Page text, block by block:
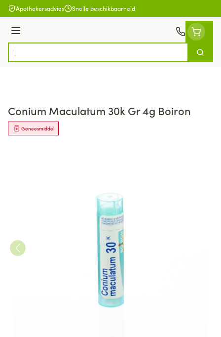
Ga naar de inhoud
Apothekersadvies Snelle beschikbaarheid
Menu
Product, merk, categorie...
Zoek
Conium Maculatum 30k Gr 4g Boiron
Geneesmiddel